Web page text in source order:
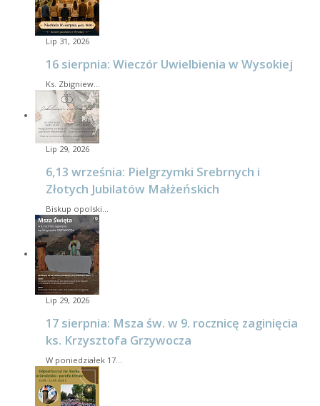
Lip 31, 2026
16 sierpnia: Wieczór Uwielbienia w Wysokiej
Ks. Zbigniew…
Lip 29, 2026
6,13 września: Pielgrzymki Srebrnych i
Złotych Jubilatów Małżeńskich
Biskup opolski…
Lip 29, 2026
17 sierpnia: Msza św. w 9. rocznicę zaginięcia
ks. Krzysztofa Grzywocza
W poniedziałek 17…